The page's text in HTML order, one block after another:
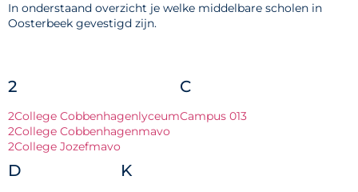
In onderstaand overzicht je welke middelbare scholen in
Oosterbeek gevestigd zijn.
2
2College Cobbenhagenlyceum
2College Cobbenhagenmavo
2College Jozefmavo
C
Campus 013
D K